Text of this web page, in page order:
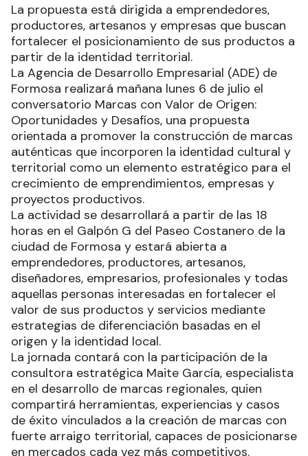
La propuesta está dirigida a emprendedores,
productores, artesanos y empresas que buscan
fortalecer el posicionamiento de sus productos a
partir de la identidad territorial.
La Agencia de Desarrollo Empresarial (ADE) de
Formosa realizará mañana lunes 6 de julio el
conversatorio Marcas con Valor de Origen:
Oportunidades y Desafíos, una propuesta
orientada a promover la construcción de marcas
auténticas que incorporen la identidad cultural y
territorial como un elemento estratégico para el
crecimiento de emprendimientos, empresas y
proyectos productivos.
La actividad se desarrollará a partir de las 18
horas en el Galpón G del Paseo Costanero de la
ciudad de Formosa y estará abierta a
emprendedores, productores, artesanos,
diseñadores, empresarios, profesionales y todas
aquellas personas interesadas en fortalecer el
valor de sus productos y servicios mediante
estrategias de diferenciación basadas en el
origen y la identidad local.
La jornada contará con la participación de la
consultora estratégica Maite García, especialista
en el desarrollo de marcas regionales, quien
compartirá herramientas, experiencias y casos
de éxito vinculados a la creación de marcas con
fuerte arraigo territorial, capaces de posicionarse
en mercados cada vez más competitivos.